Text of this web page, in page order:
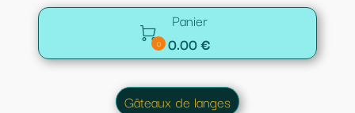

0
Panier
0.00 €
Gâteaux de langes